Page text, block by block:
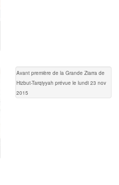
Avant première de la Grande Ziarra de
Hizbut-Tarqiyyah prévue le lundi 23 nov
2015